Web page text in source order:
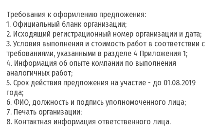
Требования к оформлению предложения:
1. Официальный бланк организации;
2. Исходящий регистрационный номер организации и дата;
3. Условия выполнения и стоимость работ в соответствии с
требованиями, указанными в разделе 4 Приложения 1;
4. Информация об опыте компании по выполнения
аналогичных работ;
5. Срок действия предложения на участие - до 01.08.2019
года;
6. ФИО, должность и подпись уполномоченного лица;
7. Печать организации;
8. Контактная информация ответственного лица.